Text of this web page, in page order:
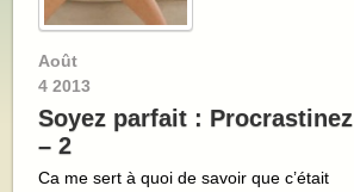
Août
4 2013
Soyez parfait : Procrastinez
– 2
Ca me sert à quoi de savoir que c’était